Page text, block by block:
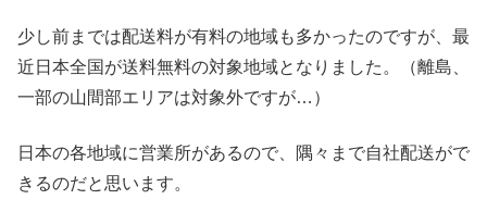
少し前までは配送料が有料の地域も多かったのですが、最
近日本全国が送料無料の対象地域となりました。（離島、
一部の山間部エリアは対象外ですが…）
日本の各地域に営業所があるので、隅々まで自社配送がで
きるのだと思います。